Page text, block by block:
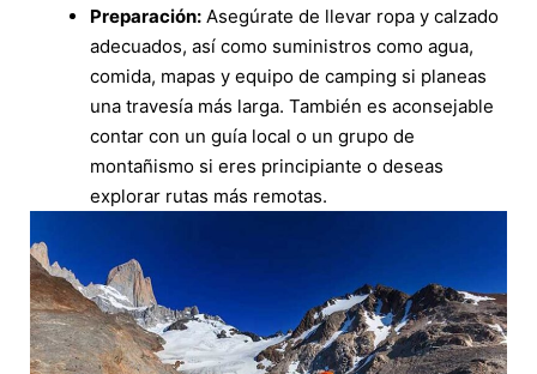
Preparación: Asegúrate de llevar ropa y calzado
adecuados, así como suministros como agua,
comida, mapas y equipo de camping si planeas
una travesía más larga. También es aconsejable
contar con un guía local o un grupo de
montañismo si eres principiante o deseas
explorar rutas más remotas.